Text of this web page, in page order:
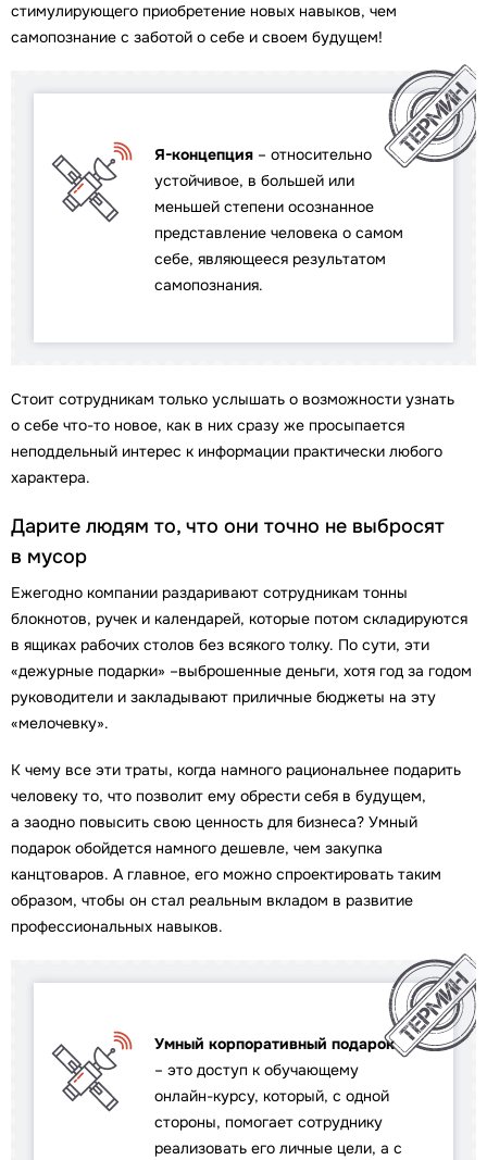
стимулирующего приобретение новых навыков, чем
самопознание с заботой о себе и своем будущем!
Я-концепция – относительно
устойчивое, в большей или
меньшей степени осознанное
представление человека о самом
себе, являющееся результатом
самопознания.
Стоит сотрудникам только услышать о возможности узнать
о себе что-то новое, как в них сразу же просыпается
неподдельный интерес к информации практически любого
характера.
Дарите людям то, что они точно не выбросят
в мусор
Ежегодно компании раздаривают сотрудникам тонны
блокнотов, ручек и календарей, которые потом складируются
в ящиках рабочих столов без всякого толку. По сути, эти
«дежурные подарки» –выброшенные деньги, хотя год за годом
руководители и закладывают приличные бюджеты на эту
«мелочевку».
К чему все эти траты, когда намного рациональнее подарить
человеку то, что позволит ему обрести себя в будущем,
а заодно повысить свою ценность для бизнеса? Умный
подарок обойдется намного дешевле, чем закупка
канцтоваров. А главное, его можно спроектировать таким
образом, чтобы он стал реальным вкладом в развитие
профессиональных навыков.
Умный корпоративный подарок
– это доступ к обучающему
онлайн-курсу, который, с одной
стороны, помогает сотруднику
реализовать его личные цели, а с